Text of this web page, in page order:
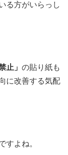
る方がいらっし
止」 の貼り紙も
に改善する気配
すよね。